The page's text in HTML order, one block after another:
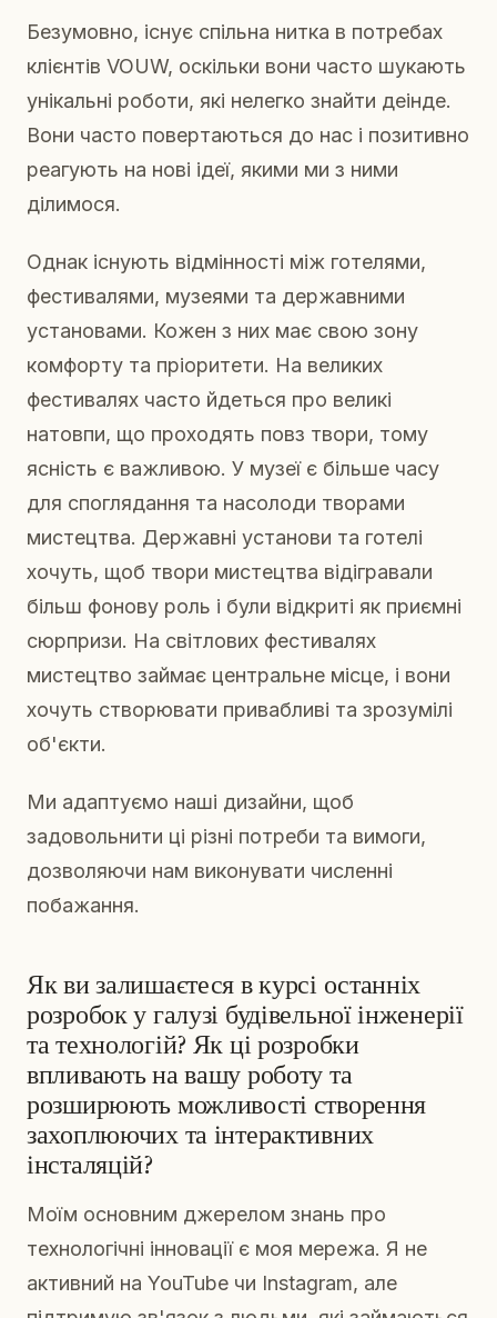
Безумовно, існує спільна нитка в потребах
клієнтів VOUW, оскільки вони часто шукають
унікальні роботи, які нелегко знайти деінде.
Вони часто повертаються до нас і позитивно
реагують на нові ідеї, якими ми з ними
ділимося.
Однак існують відмінності між готелями,
фестивалями, музеями та державними
установами. Кожен з них має свою зону
комфорту та пріоритети. На великих
фестивалях часто йдеться про великі
натовпи, що проходять повз твори, тому
ясність є важливою. У музеї є більше часу
для споглядання та насолоди творами
мистецтва. Державні установи та готелі
хочуть, щоб твори мистецтва відігравали
більш фонову роль і були відкриті як приємні
сюрпризи. На світлових фестивалях
мистецтво займає центральне місце, і вони
хочуть створювати привабливі та зрозумілі
об'єкти.
Ми адаптуємо наші дизайни, щоб
задовольнити ці різні потреби та вимоги,
дозволяючи нам виконувати численні
побажання.
Як ви залишаєтеся в курсі останніх
розробок у галузі будівельної інженерії
та технологій? Як ці розробки
впливають на вашу роботу та
розширюють можливості створення
захоплюючих та інтерактивних
інсталяцій?
Моїм основним джерелом знань про
технологічні інновації є моя мережа. Я не
активний на YouTube чи Instagram, але